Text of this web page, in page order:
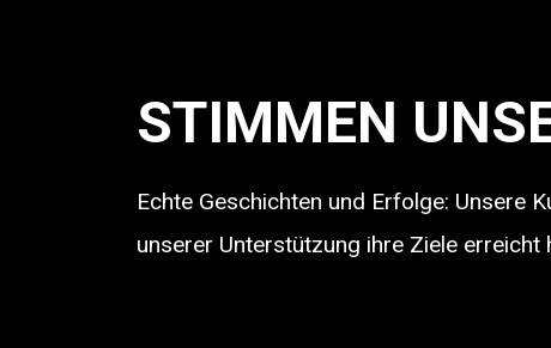
STIMMEN
Echte Geschichten und Erfolge: Unsere
unserer Unterstützung ihre Ziele erreicht